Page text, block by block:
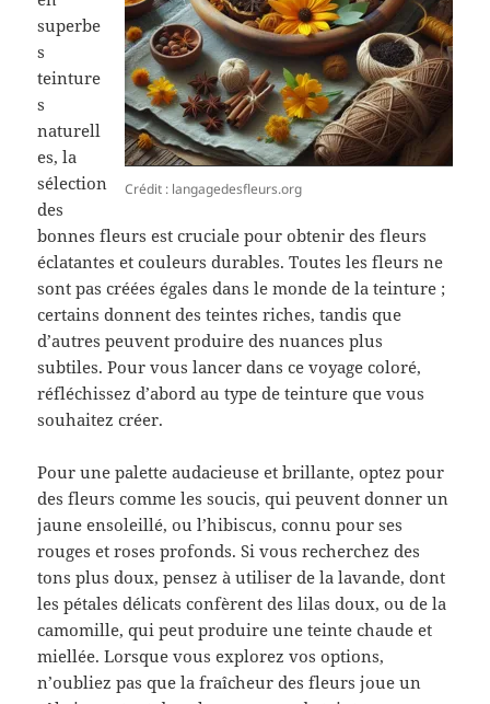
Crédit : langagedesfleurs.org
superbe
s
teinture
s
naturell
es, la
sélection
des
bonnes fleurs est cruciale pour obtenir des fleurs
éclatantes et couleurs durables. Toutes les fleurs ne
sont pas créées égales dans le monde de la teinture ;
certains donnent des teintes riches, tandis que
d’autres peuvent produire des nuances plus
subtiles. Pour vous lancer dans ce voyage coloré,
réfléchissez d’abord au type de teinture que vous
souhaitez créer.
Pour une palette audacieuse et brillante, optez pour
des fleurs comme les soucis, qui peuvent donner un
jaune ensoleillé, ou l’hibiscus, connu pour ses
rouges et roses profonds. Si vous recherchez des
tons plus doux, pensez à utiliser de la lavande, dont
les pétales délicats confèrent des lilas doux, ou de la
camomille, qui peut produire une teinte chaude et
miellée. Lorsque vous explorez vos options,
n’oubliez pas que la fraîcheur des fleurs joue un